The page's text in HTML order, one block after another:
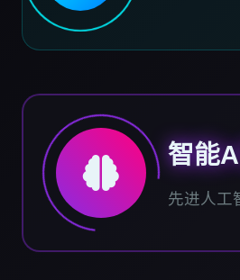
智能
先进人工